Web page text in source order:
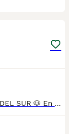
🐶 MALTIPOO DISPONIBLE – MASCOTAS DEL SUR 🐶 En Mascotas del Sur, criadero autorizado con Núcleo Zoológico, licencia de apertura y código de explotación, disponemos de un precioso Maltipoo, criado con cariño en ambiente familiar en Sevilla. 📍 Ubicación: Sevilla 📞 Teléfono: 611 723 226 📸 Instagram: @mimascotasdelsur057 (donde podrás ver fotos y vídeos reales de nuestros cachorros). ✈️ Realizamos envíos a toda España. El precio del envío no está incluido en el precio del cachorro. También puedes recoger a tu cachorro directamente en nuestras instalaciones. 📹 Disponemos de videollamada para que puedas conocer al cachorro antes de realizar la reserva. 💳 Posibilidad de reserva y pago contrareembolso. 💰 El precio indicado en el anuncio es real. 🐾 Nuestros cachorros se entregan: • Microchip. • Pasaporte y cartilla sanitaria. • Vacunados y desparasitados según su edad. • Revisados por veterinario. • Contrato con garantías víricas y congénitas. Nuestros cachorros crecen en un entorno familiar, rodeados de cariño y con una correcta socialización desde sus primeras semanas, favoreciendo un carácter equilibrado y una excelente adaptación a su nuevo hogar. Solo atendemos a personas realmente interesadas en ofrecer un hogar responsable y lleno de cariño. #maltipoo #maltipoopuppy #maltipoolove #maltipooespaña #cachorrosmaltipoo #perrospequeños #cachorrosdisponibles #cachorrosespaña #mascotasdelsur #criaderoespaña #perrosdecompañia #doglover #puppiesofinstagram #sevilla #perrossevilla